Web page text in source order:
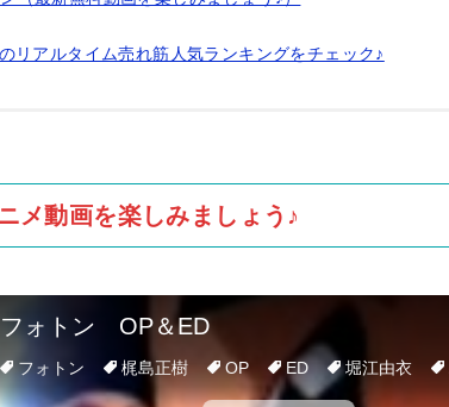
リアルタイム売れ筋人気ランキングをチェック♪
メ動画を楽しみましょう♪